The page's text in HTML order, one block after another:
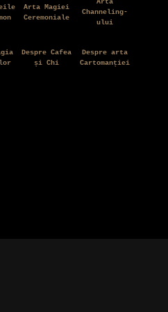
Arta Magiei
Ceremoniale
Arta
Channeling-
ului
Despre Cafea
și Chi
Despre arta
Cartomanției